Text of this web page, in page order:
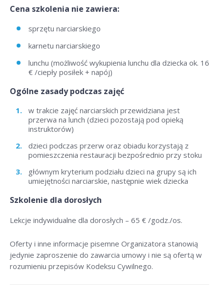
Cena szkolenia nie zawiera:
sprzętu narciarskiego
karnetu narciarskiego
lunchu (możliwość wykupienia lunchu dla dziecka ok. 16
€ /ciepły posiłek + napój)
Ogólne zasady podczas zajęć
w trakcie zajęć narciarskich przewidziana jest
przerwa na lunch (dzieci pozostają pod opieką
instruktorów)
dzieci podczas przerw oraz obiadu korzystają z
pomieszczenia restauracji bezpośrednio przy stoku
głównym kryterium podziału dzieci na grupy są ich
umiejętności narciarskie, następnie wiek dziecka
Szkolenie dla dorosłych
Lekcje indywidualne dla dorosłych – 65 € /godz./os.
Oferty i inne informacje pisemne Organizatora stanowią
jedynie zaproszenie do zawarcia umowy i nie są ofertą w
rozumieniu przepisów Kodeksu Cywilnego.